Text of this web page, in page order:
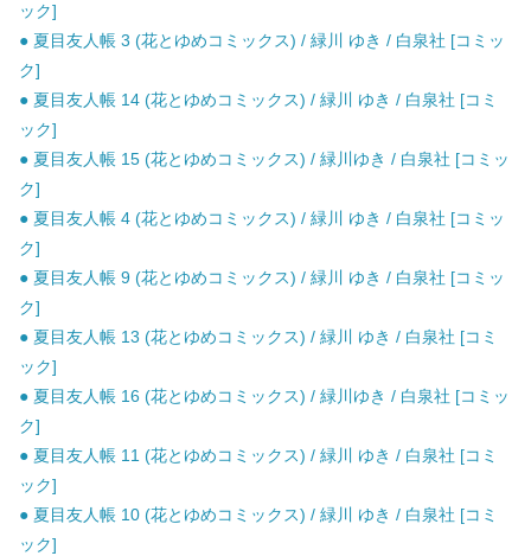
ック]
● 夏目友人帳 3 (花とゆめコミックス) / 緑川 ゆき / 白泉社 [コミッ
ク]
● 夏目友人帳 14 (花とゆめコミックス) / 緑川 ゆき / 白泉社 [コミ
ック]
● 夏目友人帳 15 (花とゆめコミックス) / 緑川ゆき / 白泉社 [コミッ
ク]
● 夏目友人帳 4 (花とゆめコミックス) / 緑川 ゆき / 白泉社 [コミッ
ク]
● 夏目友人帳 9 (花とゆめコミックス) / 緑川 ゆき / 白泉社 [コミッ
ク]
● 夏目友人帳 13 (花とゆめコミックス) / 緑川 ゆき / 白泉社 [コミ
ック]
● 夏目友人帳 16 (花とゆめコミックス) / 緑川ゆき / 白泉社 [コミッ
ク]
● 夏目友人帳 11 (花とゆめコミックス) / 緑川 ゆき / 白泉社 [コミ
ック]
● 夏目友人帳 10 (花とゆめコミックス) / 緑川 ゆき / 白泉社 [コミ
ック]